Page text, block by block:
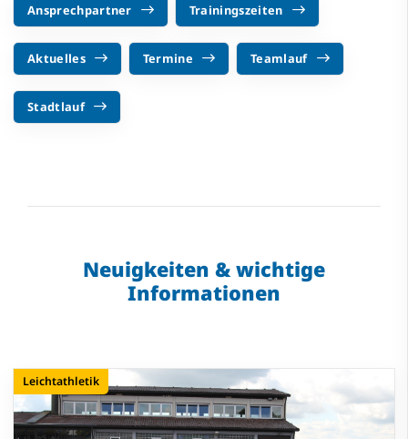
Ansprechpartner Trainingszeiten
Aktuelles Termine Teamlauf
Stadtlauf
Neuigkeiten & wichtige
Informationen
Leichtathletik